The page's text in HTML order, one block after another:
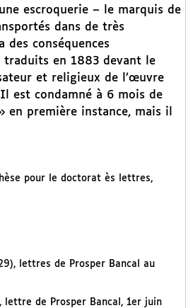
escroquerie – le marquis de
dans de très
conséquences
traduits en 1883 devant le
et religieux de l’œuvre
est condamné à 6 mois de
en première instance, mais il
pour le doctorat ès lettres,
lettres de Prosper Bancal au
lettre de Prosper Bancal, 1er juin